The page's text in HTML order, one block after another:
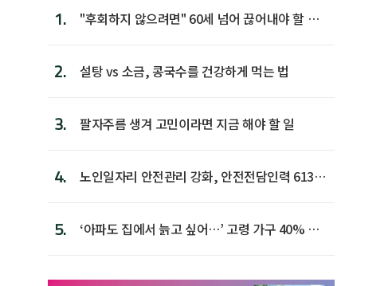
1.
"후회하지 않으려면" 60세 넘어 끊어내야 할 사
2. 설탕 vs 소금, 콩국수를 건강하게 먹는 법
3. 팔자주름 생겨 고민이라면 지금 해야 할 일
4.
노인일자리 안전관리 강화, 안전전담인력 613명
5.
‘아파도 집에서 늙고 싶어…’ 고령 가구 40% 노